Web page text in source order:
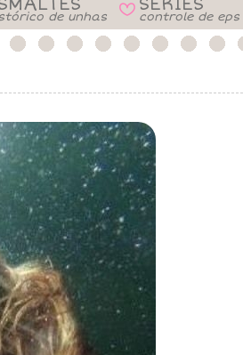
de unhas B controle de eps